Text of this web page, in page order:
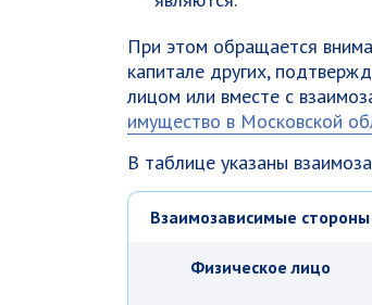
При этом обращается
капитале других,
лицом или вместе с
имущество в Московской
В таблице указаны
Взаимозависимые стороны
Физическое лицо